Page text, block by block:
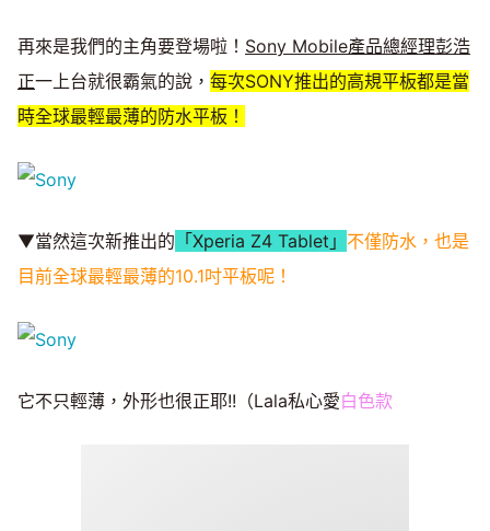
再來是我們的主角要登場啦！ Sony Mobile產品總經理彭浩
正一上台就很霸氣的說， 每次SONY推出的高規平板都是當
時全球最輕最薄的防水平板！
▼當然這次新推出的 「Xperia Z4 Tablet」 不僅防水，也是
目前全球最輕最薄的10.1吋平板呢！
它不只輕薄，外形也很正耶!!（Lala私心愛白色款